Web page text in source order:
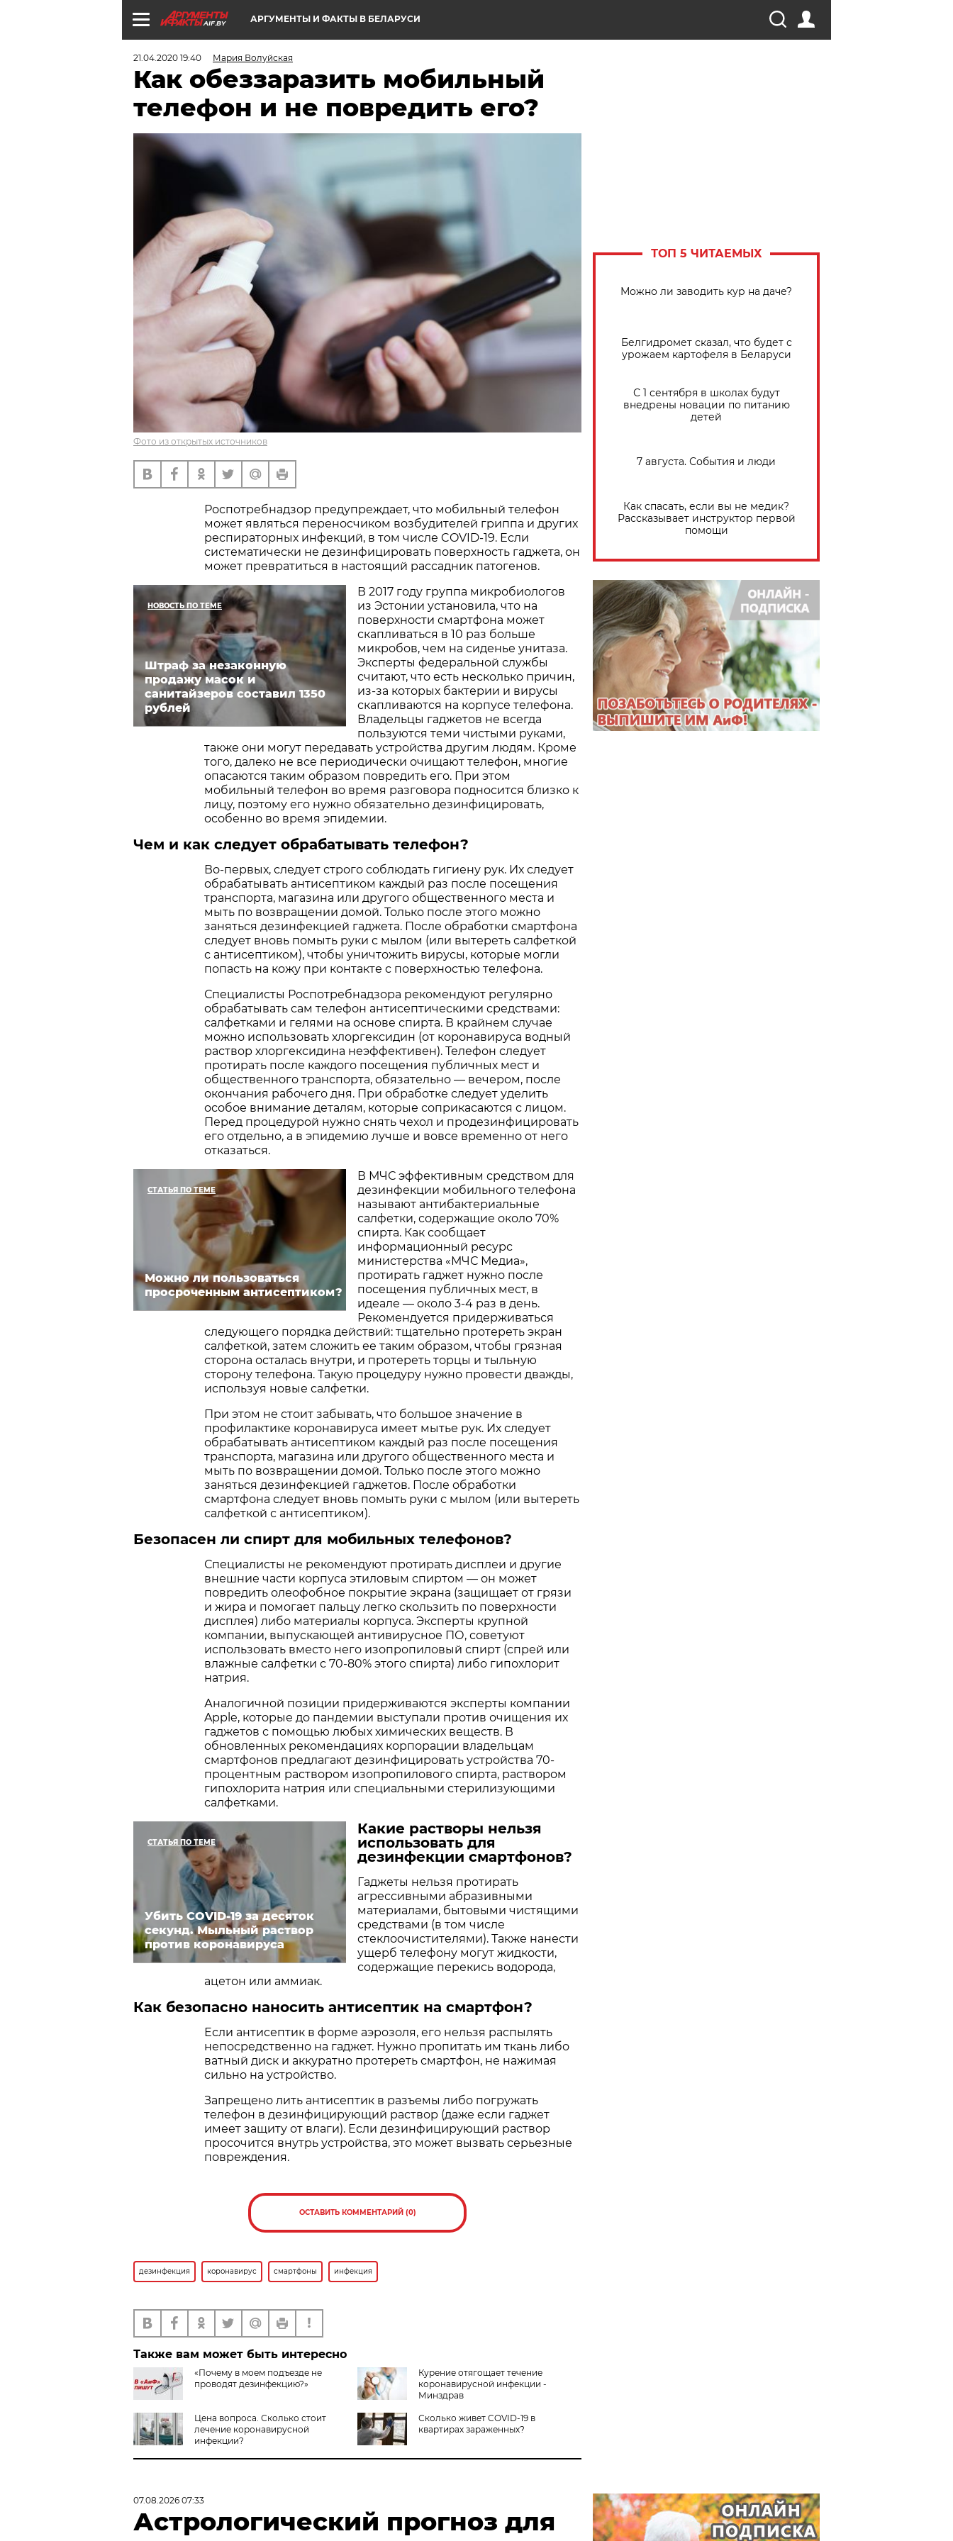
AIF.BY АРГУМЕНТЫ И ФАКТЫ В БЕЛАРУСИ
21.04.2020 19:40 Мария Волуйская
Как обеззаразить мобильный
телефон и не повредить его?
Фото из открытых источников
Роспотребнадзор предупреждает, что мобильный телефон
может являться переносчиком возбудителей гриппа и других
респираторных инфекций, в том числе COVID-19. Если
систематически не дезинфицировать поверхность гаджета, он
может превратиться в настоящий рассадник патогенов.
НОВОСТЬ ПО ТЕМЕ
Штраф за незаконную
продажу масок и
санитайзеров составил 1350
рублей
В 2017 году группа микробиологов
из Эстонии установила, что на
поверхности смартфона может
скапливаться в 10 раз больше
микробов, чем на сиденье унитаза.
Эксперты федеральной службы
считают, что есть несколько причин,
из-за которых бактерии и вирусы
скапливаются на корпусе телефона.
Владельцы гаджетов не всегда
пользуются теми чистыми руками,
также они могут передавать устройства другим людям. Кроме
того, далеко не все периодически очищают телефон, многие
опасаются таким образом повредить его. При этом
мобильный телефон во время разговора подносится близко к
лицу, поэтому его нужно обязательно дезинфицировать,
особенно во время эпидемии.
Чем и как следует обрабатывать телефон?
Во-первых, следует строго соблюдать гигиену рук. Их следует
обрабатывать антисептиком каждый раз после посещения
транспорта, магазина или другого общественного места и
мыть по возвращении домой. Только после этого можно
заняться дезинфекцией гаджета. После обработки смартфона
следует вновь помыть руки с мылом (или вытереть салфеткой
с антисептиком), чтобы уничтожить вирусы, которые могли
попасть на кожу при контакте с поверхностью телефона.
Специалисты Роспотребнадзора рекомендуют регулярно
обрабатывать сам телефон антисептическими средствами:
салфетками и гелями на основе спирта. В крайнем случае
можно использовать хлоргексидин (от коронавируса водный
раствор хлоргексидина неэффективен). Телефон следует
протирать после каждого посещения публичных мест и
общественного транспорта, обязательно — вечером, после
окончания рабочего дня. При обработке следует уделить
особое внимание деталям, которые соприкасаются с лицом.
Перед процедурой нужно снять чехол и продезинфицировать
его отдельно, а в эпидемию лучше и вовсе временно от него
отказаться.
СТАТЬЯ ПО ТЕМЕ
Можно ли пользоваться
просроченным антисептиком?
В МЧС эффективным средством для
дезинфекции мобильного телефона
называют антибактериальные
салфетки, содержащие около 70%
спирта. Как сообщает
информационный ресурс
министерства «МЧС Медиа»,
протирать гаджет нужно после
посещения публичных мест, в
идеале — около 3-4 раз в день.
Рекомендуется придерживаться
следующего порядка действий: тщательно протереть экран
салфеткой, затем сложить ее таким образом, чтобы грязная
сторона осталась внутри, и протереть торцы и тыльную
сторону телефона. Такую процедуру нужно провести дважды,
используя новые салфетки.
При этом не стоит забывать, что большое значение в
профилактике коронавируса имеет мытье рук. Их следует
обрабатывать антисептиком каждый раз после посещения
транспорта, магазина или другого общественного места и
мыть по возвращении домой. Только после этого можно
заняться дезинфекцией гаджетов. После обработки
смартфона следует вновь помыть руки с мылом (или вытереть
салфеткой с антисептиком).
Безопасен ли спирт для мобильных телефонов?
Специалисты не рекомендуют протирать дисплеи и другие
внешние части корпуса этиловым спиртом — он может
повредить олеофобное покрытие экрана (защищает от грязи
и жира и помогает пальцу легко скользить по поверхности
дисплея) либо материалы корпуса. Эксперты крупной
компании, выпускающей антивирусное ПО, советуют
использовать вместо него изопропиловый спирт (спрей или
влажные салфетки с 70-80% этого спирта) либо гипохлорит
натрия.
Аналогичной позиции придерживаются эксперты компании
Apple, которые до пандемии выступали против очищения их
гаджетов с помощью любых химических веществ. В
обновленных рекомендациях корпорации владельцам
смартфонов предлагают дезинфицировать устройства 70-
процентным раствором изопропилового спирта, раствором
гипохлорита натрия или специальными стерилизующими
салфетками.
СТАТЬЯ ПО ТЕМЕ
Убить COVID-19 за десяток
секунд. Мыльный раствор
против коронавируса
Какие растворы нельзя
использовать для
дезинфекции смартфонов?
Гаджеты нельзя протирать
агрессивными абразивными
материалами, бытовыми чистящими
средствами (в том числе
стеклоочистителями). Также нанести
ущерб телефону могут жидкости,
содержащие перекись водорода,
ацетон или аммиак.
Как безопасно наносить антисептик на смартфон?
Если антисептик в форме аэрозоля, его нельзя распылять
непосредственно на гаджет. Нужно пропитать им ткань либо
ватный диск и аккуратно протереть смартфон, не нажимая
сильно на устройство.
Запрещено лить антисептик в разъемы либо погружать
телефон в дезинфицирующий раствор (даже если гаджет
имеет защиту от влаги). Если дезинфицирующий раствор
просочится внутрь устройства, это может вызвать серьезные
повреждения.
ОСТАВИТЬ КОММЕНТАРИЙ (0)
дезинфекция коронавирус смартфоны инфекция
Также вам может быть интересно
«Почему в моем подъезде не
проводят дезинфекцию?»
Курение отягощает течение
коронавирусной инфекции -
Минздрав
Цена вопроса. Сколько стоит
лечение коронавирусной
инфекции?
Сколько живет COVID-19 в
квартирах зараженных?
ТОП 5 ЧИТАЕМЫХ
Можно ли заводить кур на даче?
Белгидромет сказал, что будет с
урожаем картофеля в Беларуси
С 1 сентября в школах будут
внедрены новации по питанию
детей
7 августа. События и люди
Как спасать, если вы не медик?
Рассказывает инструктор первой
помощи
07.08.2026 07:33
Астрологический прогноз для